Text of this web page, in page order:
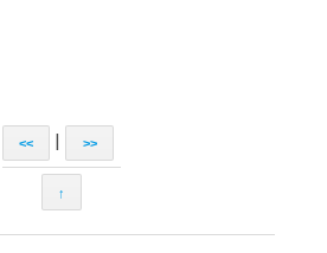
<< >>
↑